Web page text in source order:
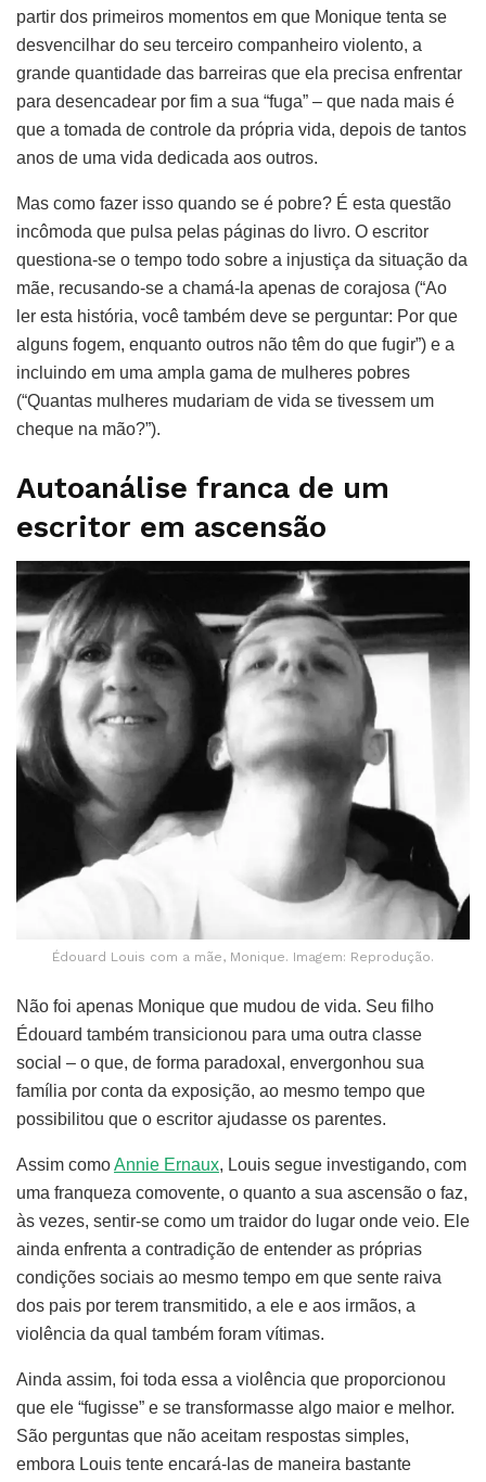
partir dos primeiros momentos em que Monique tenta se
desvencilhar do seu terceiro companheiro violento, a
grande quantidade das barreiras que ela precisa enfrentar
para desencadear por fim a sua “fuga” – que nada mais é
que a tomada de controle da própria vida, depois de tantos
anos de uma vida dedicada aos outros.
Mas como fazer isso quando se é pobre? É esta questão
incômoda que pulsa pelas páginas do livro. O escritor
questiona-se o tempo todo sobre a injustiça da situação da
mãe, recusando-se a chamá-la apenas de corajosa (“Ao
ler esta história, você também deve se perguntar: Por que
alguns fogem, enquanto outros não têm do que fugir”) e a
incluindo em uma ampla gama de mulheres pobres
(“Quantas mulheres mudariam de vida se tivessem um
cheque na mão?”).
Autoanálise franca de um
escritor em ascensão
Édouard Louis com a mãe, Monique. Imagem: Reprodução.
Não foi apenas Monique que mudou de vida. Seu filho
Édouard também transicionou para uma outra classe
social – o que, de forma paradoxal, envergonhou sua
família por conta da exposição, ao mesmo tempo que
possibilitou que o escritor ajudasse os parentes.
Assim comoAnnie Ernaux, Louis segue investigando, com
uma franqueza comovente, o quanto a sua ascensão o faz,
às vezes, sentir-se como um traidor do lugar onde veio. Ele
ainda enfrenta a contradição de entender as próprias
condições sociais ao mesmo tempo em que sente raiva
dos pais por terem transmitido, a ele e aos irmãos, a
violência da qual também foram vítimas.
Ainda assim, foi toda essa a violência que proporcionou
que ele “fugisse” e se transformasse algo maior e melhor.
São perguntas que não aceitam respostas simples,
embora Louis tente encará-las de maneira bastante